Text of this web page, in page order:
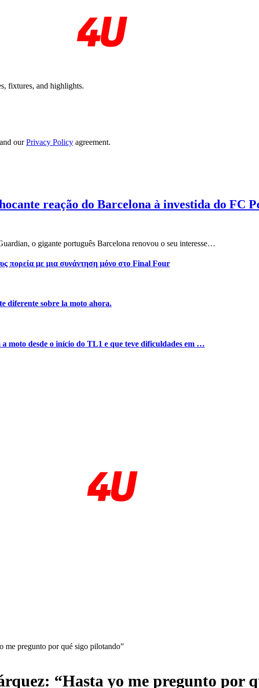
fixtures, and highlights.
ourPrivacy Policy agreement.
reação do Barcelona à investida do FC
o gigante português Barcelona renovou o seu interesse…
πορεία με μια συνάντηση μόνο στο Final Four
diferente sobre la moto ahora.
moto desde o início do TL1 e que teve dificuldades em …
me pregunto por qué sigo pilotando”
“Hasta yo me pregunto por